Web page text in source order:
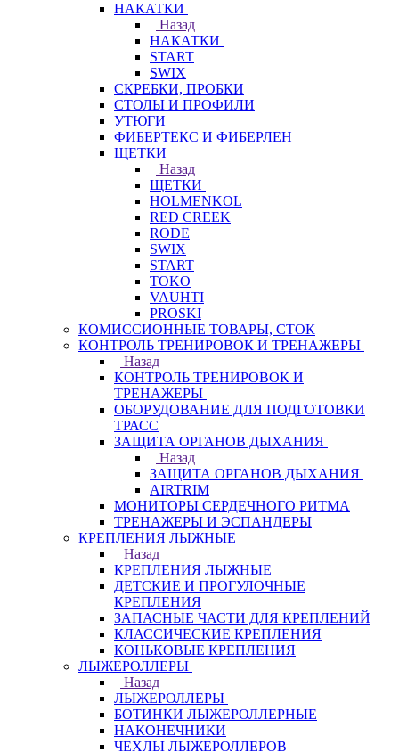
НАКАТКИ
Назад
НАКАТКИ
START
SWIX
СКРЕБКИ, ПРОБКИ
СТОЛЫ И ПРОФИЛИ
УТЮГИ
ФИБЕРТЕКС И ФИБЕРЛЕН
ЩЕТКИ
Назад
ЩЕТКИ
HOLMENKOL
RED CREEK
RODE
SWIX
START
TOKO
VAUHTI
PROSKI
КОМИССИОННЫЕ ТОВАРЫ, СТОК
КОНТРОЛЬ ТРЕНИРОВОК И ТРЕНАЖЕРЫ
Назад
КОНТРОЛЬ ТРЕНИРОВОК И
ТРЕНАЖЕРЫ
ОБОРУДОВАНИЕ ДЛЯ ПОДГОТОВКИ
ТРАСС
ЗАЩИТА ОРГАНОВ ДЫХАНИЯ
Назад
ЗАЩИТА ОРГАНОВ ДЫХАНИЯ
AIRTRIM
МОНИТОРЫ СЕРДЕЧНОГО РИТМА
ТРЕНАЖЕРЫ И ЭСПАНДЕРЫ
КРЕПЛЕНИЯ ЛЫЖНЫЕ
Назад
КРЕПЛЕНИЯ ЛЫЖНЫЕ
ДЕТСКИЕ И ПРОГУЛОЧНЫЕ
КРЕПЛЕНИЯ
ЗАПАСНЫЕ ЧАСТИ ДЛЯ КРЕПЛЕНИЙ
КЛАССИЧЕСКИЕ КРЕПЛЕНИЯ
КОНЬКОВЫЕ КРЕПЛЕНИЯ
ЛЫЖЕРОЛЛЕРЫ
Назад
ЛЫЖЕРОЛЛЕРЫ
БОТИНКИ ЛЫЖЕРОЛЛЕРНЫЕ
НАКОНЕЧНИКИ
ЧЕХЛЫ ЛЫЖЕРОЛЛЕРОВ